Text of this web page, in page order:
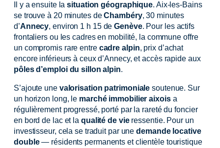
Il y a ensuite lasituation géographique. Aix-les-Bains
se trouve à 20 minutes deChambéry, 30 minutes
d’Annecy, environ 1 h 15 deGenève. Pour les actifs
frontaliers ou les cadres en mobilité, la commune offre
un compromis rare entre cadre alpin, prix d’achat
encore inférieurs à ceux d’Annecy, et accès rapide aux
pôles d’emploi du sillon alpin.
S’ajoute une valorisation patrimoniale soutenue. Sur
un horizon long, le marché immobilier aixoisa
régulièrement progressé, porté par la rareté du foncier
en bord de lac et la qualité de vieressentie. Pour un
investisseur, cela se traduit par unedemande locative
double— résidents permanents et clientèle touristique